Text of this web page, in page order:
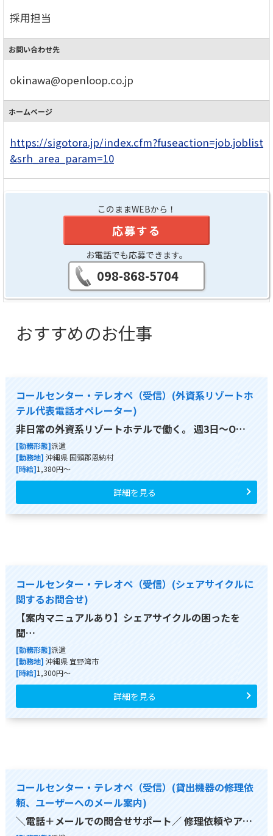
採用担当
お問い合わせ先
okinawa@openloop.co.jp
ホームページ
https://sigotora.jp/index.cfm?fuseaction=job.joblist
&srh_area_param=10
このままWEBから！
応募する
お電話でも応募できます。
098-868-5704
おすすめのお仕事
コールセンター・テレオペ（受信）(外資系リゾートホ
テル代表電話オペレーター)
非日常の外資系リゾートホテルで働く。 週3日～O…
[勤務形態]派遣
[勤務地] 沖縄県 国頭郡恩納村
[時給]1,380円～
詳細を見る
コールセンター・テレオペ（受信）(シェアサイクルに
関するお問合せ)
【案内マニュアルあり】シェアサイクルの困ったを
聞…
[勤務形態]派遣
[勤務地] 沖縄県 宜野湾市
[時給]1,300円～
詳細を見る
コールセンター・テレオペ（受信）(貸出機器の修理依
頼、ユーザーへのメール案内)
＼電話＋メールでの問合せサポート／ 修理依頼やア…